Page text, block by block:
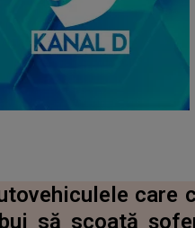
care
să scoată